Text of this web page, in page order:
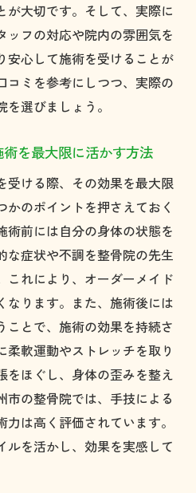
が大切です。そして、実際に
ッフの対応や院内の雰囲気を
安心して施術を受けることが
コミを参考にしつつ、実際の
選びましょう。
を最大限に活かす方法
受ける際、その効果を最大限
かのポイントを押さえておく
術前には自分の身体の状態を
な症状や不調を整骨院の先生
これにより、オーダーメイド
なります。また、施術後には
ことで、施術の効果を持続さ
柔軟運動やストレッチを取り
をほぐし、身体の歪みを整え
市の整骨院では、手技による
は高く評価されています。
ルを活かし、効果を実感して